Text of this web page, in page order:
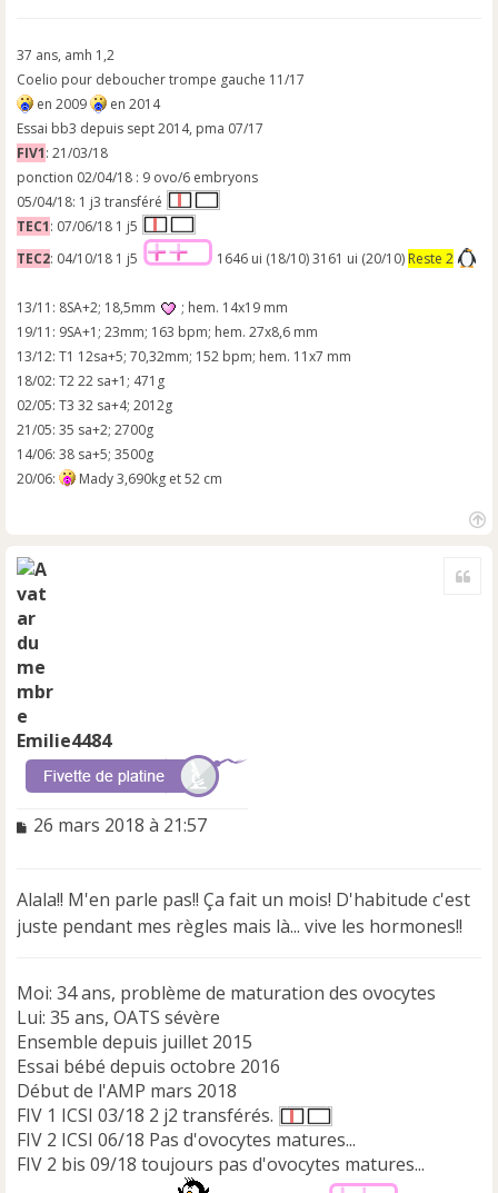
37 ans, amh 1,2
Coelio pour deboucher trompe gauche 11/17
en 2009
en 2014
Essai bb3 depuis sept 2014, pma 07/17
FIV1: 21/03/18
ponction 02/04/18 : 9 ovo/6 embryons
05/04/18: 1 j3 transféré
TEC1: 07/06/18 1 j5
TEC2: 04/10/18 1 j5 1646 ui (18/10) 3161 ui (20/10) Reste 2
13/11: 8SA+2; 18,5mm
; hem. 14x19 mm
19/11: 9SA+1; 23mm; 163 bpm; hem. 27x8,6 mm
13/12: T1 12sa+5; 70,32mm; 152 bpm; hem. 11x7 mm
18/02: T2 22 sa+1; 471g
02/05: T3 32 sa+4; 2012g
21/05: 35 sa+2; 2700g
14/06: 38 sa+5; 3500g
20/06:
Mady 3,690kg et 52 cm
Emilie4484
M
s
a
g
o
n
l
u
26 mars 2018 à 21:57
Alala!! M'en parle pas!! Ça fait un mois! D'habitude c'est
juste pendant mes règles mais là... vive les hormones!!
Moi: 34 ans, problème de maturation des ovocytes
Lui: 35 ans, OATS sévère
Ensemble depuis juillet 2015
Essai bébé depuis octobre 2016
Début de l'AMP mars 2018
FIV 1 ICSI 03/18 2 j2 transférés.
FIV 2 ICSI 06/18 Pas d'ovocytes matures...
FIV 2 bis 09/18 toujours pas d'ovocytes matures...